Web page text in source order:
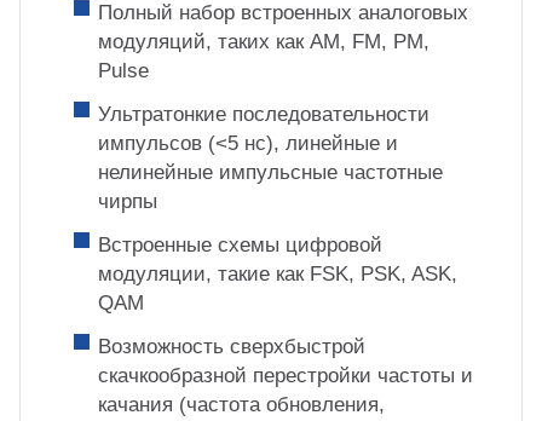
Полный набор встроенных аналоговых
модуляций, таких как AM, FM, PM,
Pulse
Ультратонкие последовательности
импульсов (<5 нс), линейные и
нелинейные импульсные частотные
чирпы
Встроенные схемы цифровой
модуляции, такие как FSK, PSK, ASK,
QAM
Возможность сверхбыстрой
скачкообразной перестройки частоты и
качания (частота обновления,